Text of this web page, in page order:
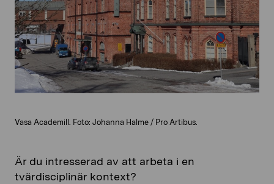
Vasa Academill. Foto: Johanna Halme / Pro Artibus.
Är du intresserad av att arbeta i en
tvärdisciplinär kontext?